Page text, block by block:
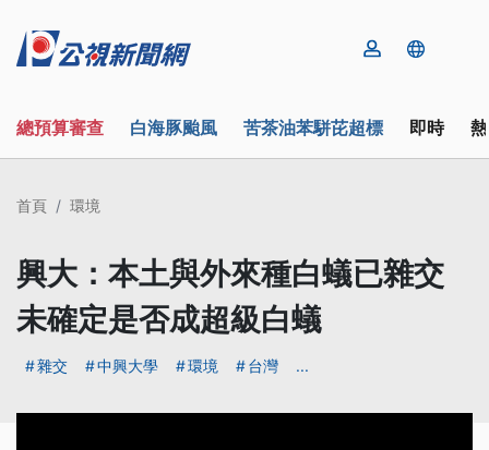
總預算審查 白海豚颱風 苦茶油苯駢芘超標 即時
首頁 環境
興大：本土與外來種白蟻已雜交
未確定是否成超級白蟻
雜交 中興大學 環境 台灣 ...